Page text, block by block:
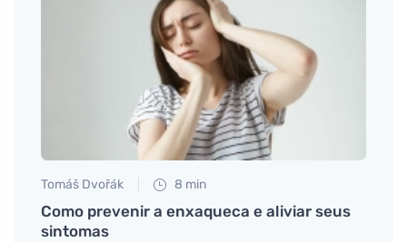
Tomáš Dvořák 8 min
Como prevenir a enxaqueca e aliviar seus
sintomas